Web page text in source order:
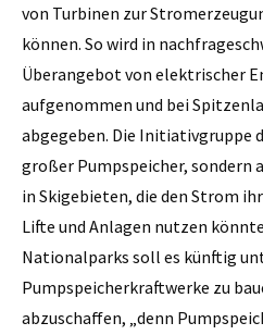
von Turbinen zur
können. So wird in
Überangebot von elektrischer
aufgenommen und bei
abgegeben. Die Initiativgruppe
großer Pumpspeicher, sondern
in Skigebieten, die den Strom
Lifte und Anlagen nutzen
Nationalparks soll es künftig
Pumpspeicherkraftwerke zu
abzuschaffen, „denn